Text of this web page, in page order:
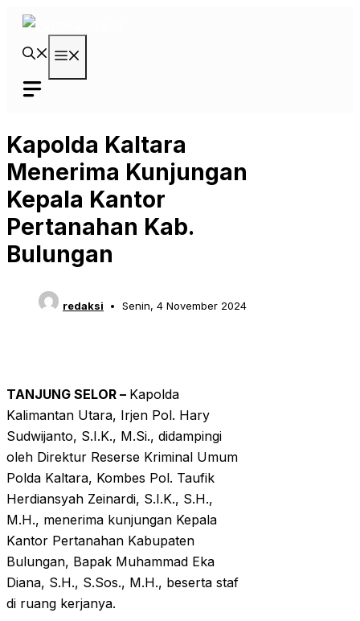
Langsung
Kapolda Kaltara
Menerima Kunjungan
Kepala Kantor
Pertanahan Kab.
Bulungan
redaksi Senin, 4 November 2024
TANJUNG SELOR – Kapolda
Kalimantan Utara, Irjen Pol. Hary
Sudwijanto, S.I.K., M.Si., didampingi
oleh Direktur Reserse Kriminal Umum
Polda Kaltara, Kombes Pol. Taufik
Herdiansyah Zeinardi, S.I.K., S.H.,
M.H., menerima kunjungan Kepala
Kantor Pertanahan Kabupaten
Bulungan, Bapak Muhammad Eka
Diana, S.H., S.Sos., M.H., beserta staf
di ruang kerjanya.